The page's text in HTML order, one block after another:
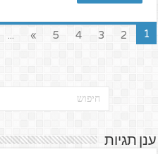
1
2
3
4
5
»
...
ענן תגיות